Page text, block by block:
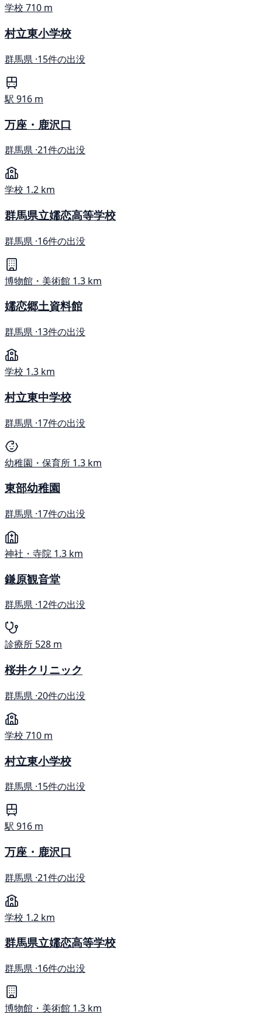
学校 710 m
村立東小学校
群馬県 ·15件の出没
駅 916 m
万座・鹿沢口
群馬県 ·21件の出没
学校 1.2 km
群馬県立嬬恋高等学校
群馬県 ·16件の出没
博物館・美術館 1.3 km
嬬恋郷土資料館
群馬県 ·13件の出没
学校 1.3 km
村立東中学校
群馬県 ·17件の出没
幼稚園・保育所 1.3 km
東部幼稚園
群馬県 ·17件の出没
神社・寺院 1.3 km
鎌原観音堂
群馬県 ·12件の出没
診療所 528 m
桜井クリニック
群馬県 ·20件の出没
学校 710 m
村立東小学校
群馬県 ·15件の出没
駅 916 m
万座・鹿沢口
群馬県 ·21件の出没
学校 1.2 km
群馬県立嬬恋高等学校
群馬県 ·16件の出没
博物館・美術館 1.3 km